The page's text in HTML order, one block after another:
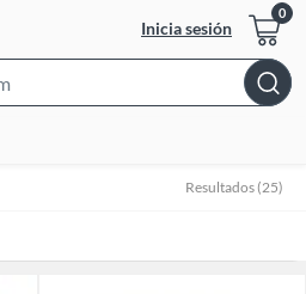
Inicia sesión
Bar
Resultados (25)